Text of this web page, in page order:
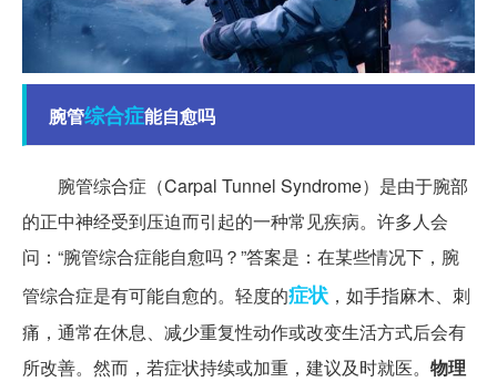
腕管综合症能自愈吗
腕管综合症（Carpal Tunnel Syndrome）是由于腕部
的正中神经受到压迫而引起的一种常见疾病。许多人会
问：“腕管综合症能自愈吗？”答案是：在某些情况下，腕
管综合症是有可能自愈的。轻度的症状 ，如手指麻木、刺
痛，通常在休息、减少重复性动作或改变生活方式后会有
所改善。然而，若症状持续或加重，建议及时就医。 物理